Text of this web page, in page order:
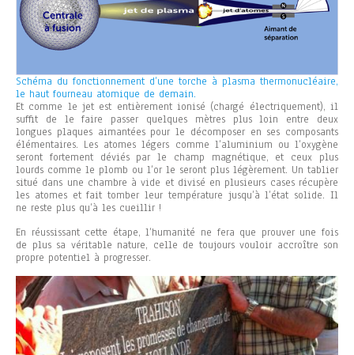
Schéma du fonctionnement d’une torche à plasma thermonucléaire,
le haut fourneau atomique de demain.
Et comme le jet est entièrement ionisé (chargé électriquement), il
suffit de le faire passer quelques mètres plus loin entre deux
longues plaques aimantées pour le décomposer en ses composants
élémentaires. Les atomes légers comme l’aluminium ou l’oxygène
seront fortement déviés par le champ magnétique, et ceux plus
lourds comme le plomb ou l’or le seront plus légèrement. Un tablier
situé dans une chambre à vide et divisé en plusieurs cases récupère
les atomes et fait tomber leur température jusqu’à l’état solide. Il
ne reste plus qu’à les cueillir !
En réussissant cette étape, l’humanité ne fera que prouver une fois
de plus sa véritable nature, celle de toujours vouloir accroître son
propre potentiel à progresser.